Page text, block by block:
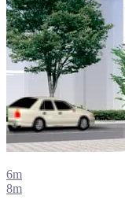
6m
8m